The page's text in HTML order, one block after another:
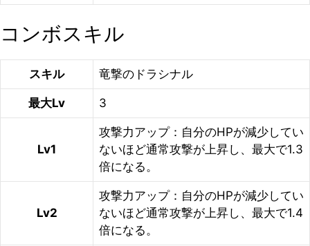
コンボスキル
スキル 竜撃のドラシナル
最大Lv 3
Lv1
攻撃力アップ：自分のHPが減少してい
ないほど通常攻撃が上昇し、最大で1.3
倍になる。
Lv2
攻撃力アップ：自分のHPが減少してい
ないほど通常攻撃が上昇し、最大で1.4
倍になる。